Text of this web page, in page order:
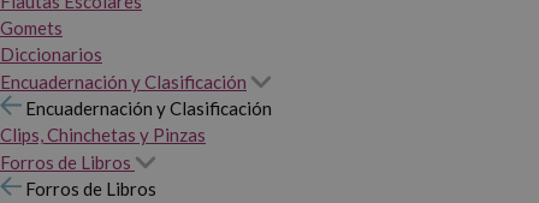
Gomets
Diccionarios
Encuadernación y Clasificación
Encuadernación y Clasificación
Clips, Chinchetas y Pinzas
Forros de Libros
Forros de Libros